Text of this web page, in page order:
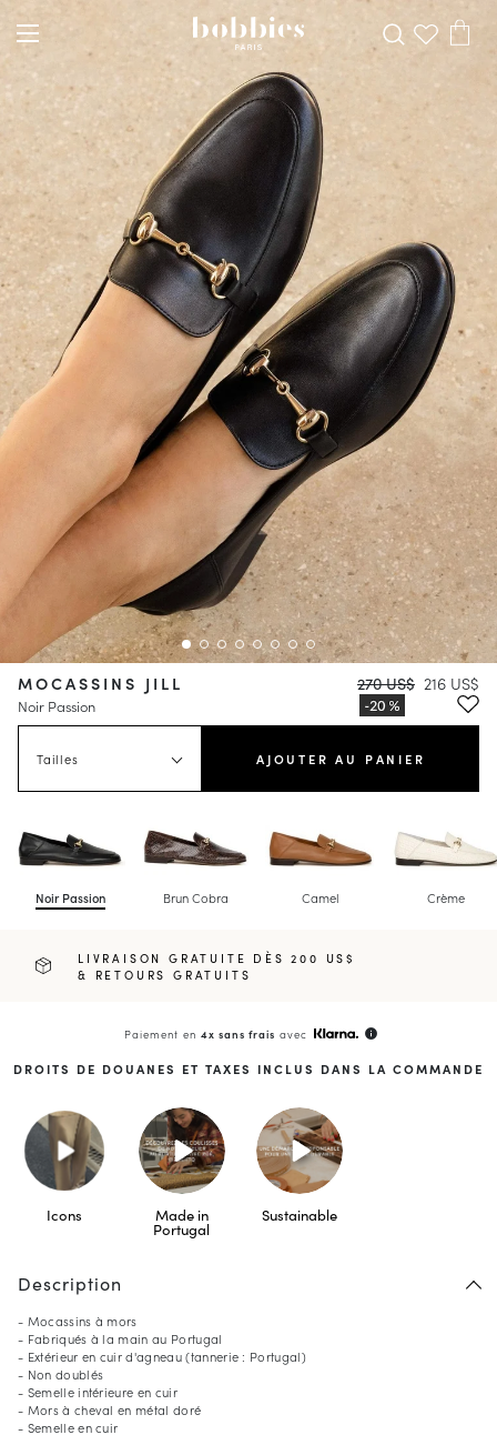
MOCASSINS JILL
Noir Passion
270 US$ 216 US$
Tailles AJOUTER AU PANIER
Noir Passion Brun Cobra Camel Crème
LIVRAISON GRATUITE DÈS 200 US$
& RETOURS GRATUITS
Paiement en 4x sans frais avec info
DROITS DE DOUANES ET TAXES INCLUS DANS LA COMMANDE
Icons Made in
Portugal
Sustainable
Description
- Mocassins à mors
- Fabriqués à la main au Portugal
- Extérieur en cuir d'agneau (tannerie : Portugal)
- Non doublés
- Semelle intérieure en cuir
- Mors à cheval en métal doré
- Semelle en cuir